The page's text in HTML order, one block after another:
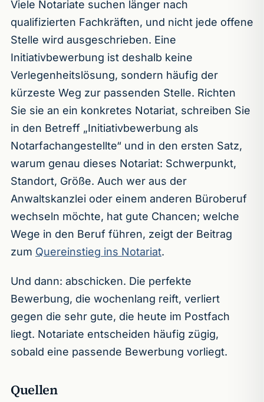
Viele Notariate suchen länger nach
qualifizierten Fachkräften, und nicht jede offene
Stelle wird ausgeschrieben. Eine
Initiativbewerbung ist deshalb keine
Verlegenheitslösung, sondern häufig der
kürzeste Weg zur passenden Stelle. Richten
Sie sie an ein konkretes Notariat, schreiben Sie
in den Betreff „Initiativbewerbung als
Notarfachangestellte“ und in den ersten Satz,
warum genau dieses Notariat: Schwerpunkt,
Standort, Größe. Auch wer aus der
Anwaltskanzlei oder einem anderen Büroberuf
wechseln möchte, hat gute Chancen; welche
Wege in den Beruf führen, zeigt der Beitrag
zum Quereinstieg ins Notariat.
Und dann: abschicken. Die perfekte
Bewerbung, die wochenlang reift, verliert
gegen die sehr gute, die heute im Postfach
liegt. Notariate entscheiden häufig zügig,
sobald eine passende Bewerbung vorliegt.
Quellen